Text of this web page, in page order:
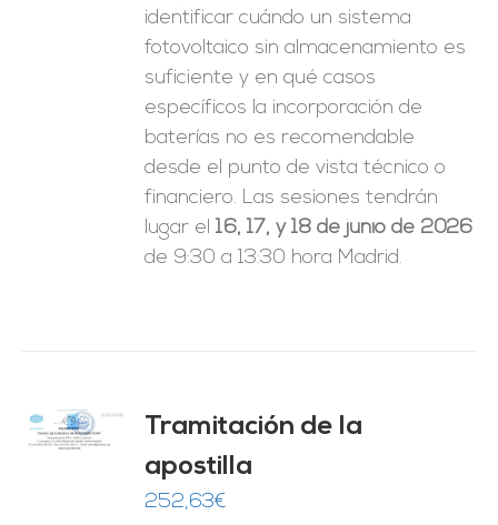
identificar cuándo un sistema
fotovoltaico sin almacenamiento es
suficiente y en qué casos
específicos la incorporación de
baterías no es recomendable
desde el punto de vista técnico o
financiero. Las sesiones tendrán
lugar el16, 17, y 18 de junio de 2026
de 9:30 a 13:30 hora Madrid.
Tramitación de la
apostilla
252,63€